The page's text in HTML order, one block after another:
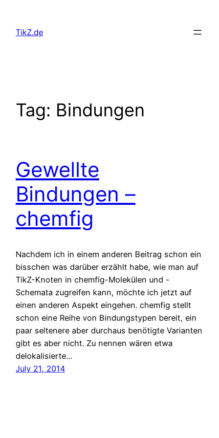
content
TikZ.de
Tag: Bindungen
Gewellte
Bindungen –
chemfig
Nachdem ich in einem anderen Beitrag schon ein
bisschen was darüber erzählt habe, wie man auf
TikZ-Knoten in chemfig-Molekülen und -
Schemata zugreifen kann, möchte ich jetzt auf
einen anderen Aspekt eingehen. chemfig stellt
schon eine Reihe von Bindungstypen bereit, ein
paar seltenere aber durchaus benötigte Varianten
gibt es aber nicht. Zu nennen wären etwa
delokalisierte…
July 21, 2014